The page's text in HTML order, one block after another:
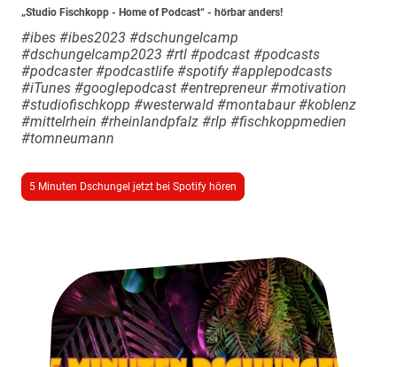
„Studio Fischkopp - Home of Podcast“ - hörbar anders!
#ibes #ibes2023 #dschungelcamp
#dschungelcamp2023 #rtl #podcast #podcasts
#podcaster #podcastlife #spotify #applepodcasts
#iTunes #googlepodcast #entrepreneur #motivation
#studiofischkopp #westerwald #montabaur #koblenz
#mittelrhein #rheinlandpfalz #rlp #fischkoppmedien
#tomneumann
5 Minuten Dschungel jetzt bei Spotify hören